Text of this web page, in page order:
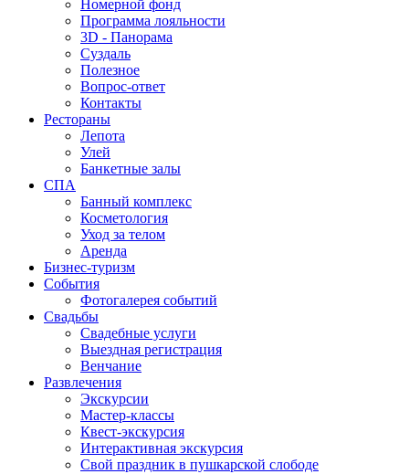
Номерной фонд
Программа лояльности
3D - Панорама
Суздаль
Полезное
Вопрос-ответ
Контакты
Рестораны
Лепота
Улей
Банкетные залы
СПА
Банный комплекс
Косметология
Уход за телом
Аренда
Бизнес-туризм
События
Фотогалерея событий
Свадьбы
Свадебные услуги
Выездная регистрация
Венчание
Развлечения
Экскурсии
Мастер-классы
Квест-экскурсия
Интерактивная экскурсия
Свой праздник в пушкарской слободе